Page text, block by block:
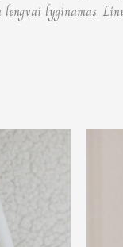
lyginamas.